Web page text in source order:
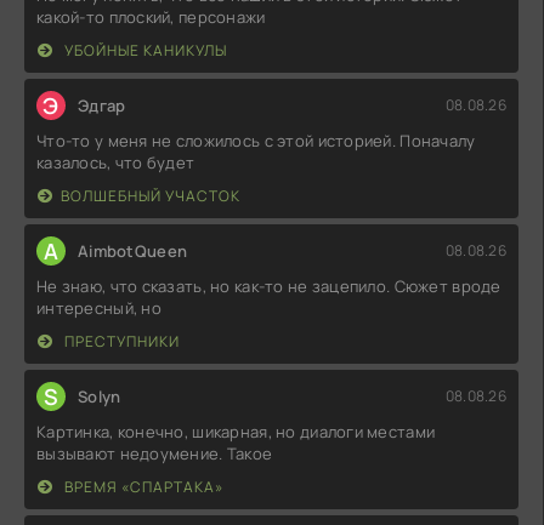
какой-то плоский, персонажи
УБОЙНЫЕ КАНИКУЛЫ
Э Эдгар 08.08.26
Что-то у меня не сложилось с этой историей. Поначалу
казалось, что будет
ВОЛШЕБНЫЙ УЧАСТОК
A AimbotQueen 08.08.26
Не знаю, что сказать, но как-то не зацепило. Сюжет вроде
интересный, но
ПРЕСТУПНИКИ
S Solyn 08.08.26
Картинка, конечно, шикарная, но диалоги местами
вызывают недоумение. Такое
ВРЕМЯ «СПАРТАКА»